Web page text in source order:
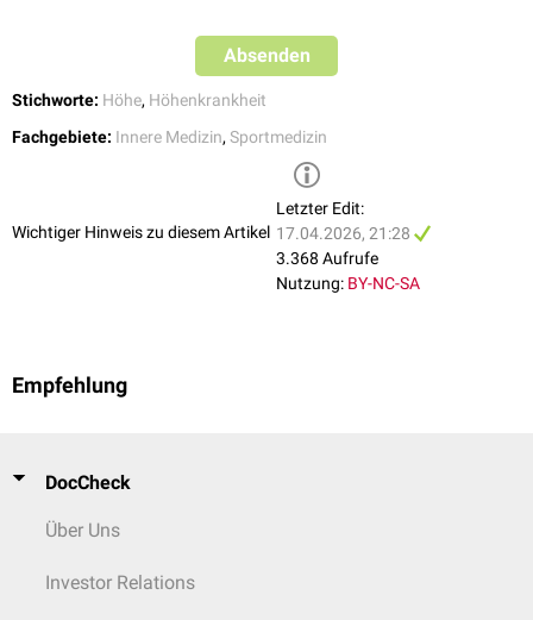
Absenden
Stichworte: Höhe, Höhenkrankheit
Fachgebiete: Innere Medizin, Sportmedizin
Wichtiger Hinweis zu diesem Artikel
Letzter Edit:
17.04.2026, 21:28
3.368 Aufrufe
Nutzung: BY-NC-SA
Empfehlung
DocCheck
Über Uns
Investor Relations